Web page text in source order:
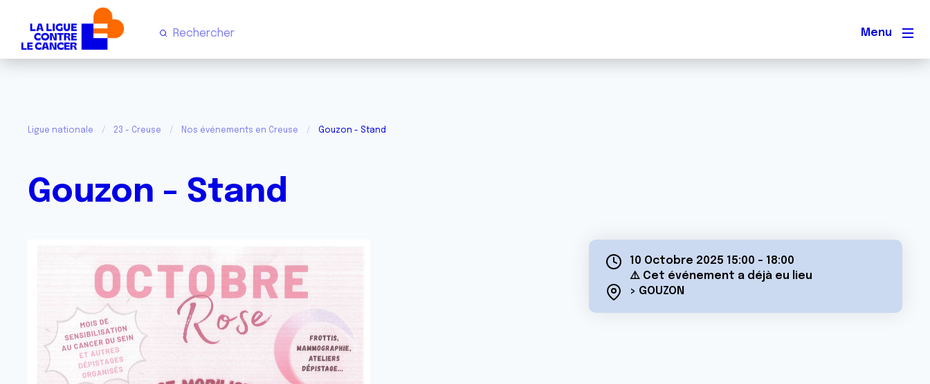
Menu
Ligue nationale 23 - Creuse Nos événements en Creuse Gouzon - Stand
Gouzon - Stand
10 Octobre 2025 15:00 - 18:00
⚠️ Cet événement a déjà eu lieu
> GOUZON